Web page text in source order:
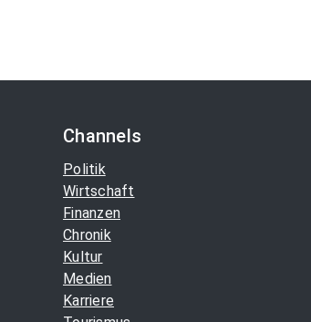
Channels
Politik
Wirtschaft
Finanzen
Chronik
Kultur
Medien
Karriere